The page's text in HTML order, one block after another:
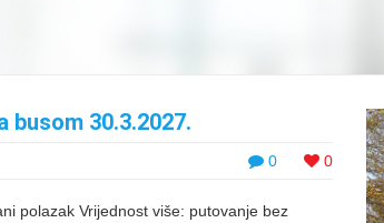
busom 30.3.2027.
0 0
polazak Vrijednost više: putovanje bez